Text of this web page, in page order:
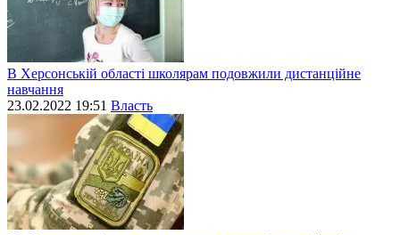
В Херсонській області школярам подовжили дистанційне
навчання
23.02.2022 19:51 Власть